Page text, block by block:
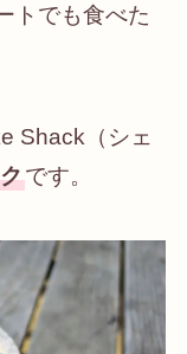
トでも食べた
Shack（シェ
です。